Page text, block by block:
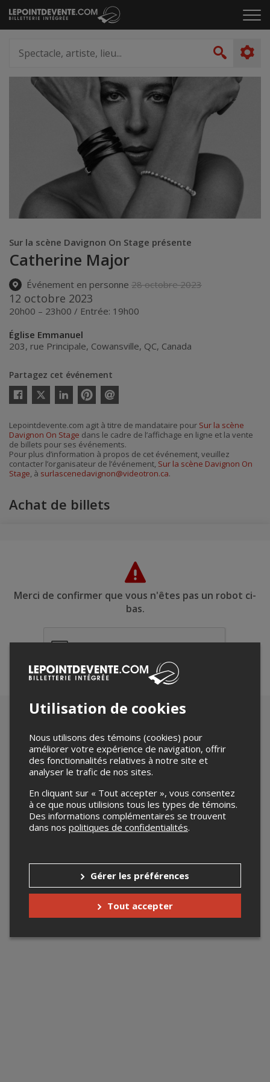
Passer
au
le
artiste,
lieu...
Sur la scène Davignon On Stage présente
Catherine Major
Événement en personne 28 octobre 2023
12 octobre 2023
20h00 – 23h00 / Entrée: 19h00
Église Emmanuel
203, rue Principale, Cowansville, QC, Canada
Partagez cet événement
Twitter
courriel
Lepointdevente.com agit à titre de mandataire pour Sur la scène
Davignon On Stage dans le cadre de l’affichage en ligne et la vente
de billets pour ses événements.
Pour plus d’information à propos de cet événement, veuillez
contacter l’organisateur de l’événement, Sur la scène Davignon On
Stage, à surlascenedavignon@videotron.ca.
Achat de billets
Merci de confirmer que vous n'êtes pas un robot ci-
bas.
Utilisation de cookies
Nous utilisons des témoins (cookies) pour
améliorer votre expérience de navigation, offrir
des fonctionnalités relatives à notre site et
analyser le trafic de nos sites.
En cliquant sur « Tout accepter », vous consentez
à ce que nous utilisions tous les types de témoins.
Des informations complémentaires se trouvent
dans nos politiques de confidentialités.
Gérer les préférences
Tout accepter